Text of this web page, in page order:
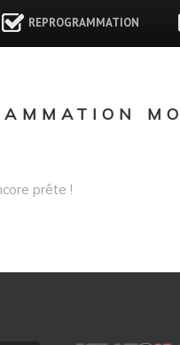
REPROGRAMMATION
prête !